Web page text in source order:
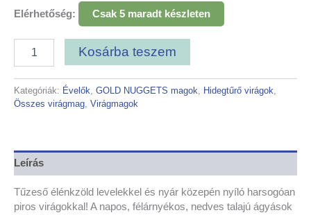
Elérhetőség: Csak 5 maradt készleten
Kosárba teszem
Kategóriák: Évelők GOLD NUGGETS magok Hidegtűrő virágok
Összes virágmag Virágmagok
Leírás
Tűzeső élénkzöld levelekkel és nyár közepén nyíló harsogóan
piros virágokkal! A napos, félárnyékos, nedves talajú ágyások